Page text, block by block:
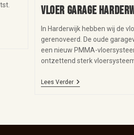
Vloer garage
In Harderwijk hebben wij de
gerenoveerd. De oude
een nieuw PMMA-
ontzettend sterk
Lees Verder